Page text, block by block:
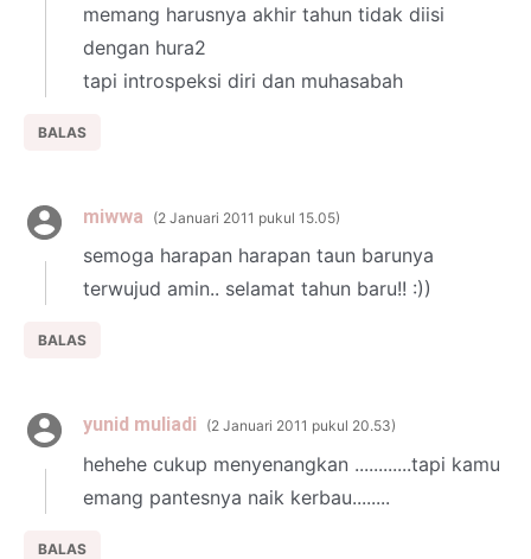
memang harusnya akhir tahun tidak diisi
dengan hura2
tapi introspeksi diri dan muhasabah
BALAS
miwwa 2 Januari 2011 pukul 15.05
semoga harapan harapan taun barunya
terwujud amin.. selamat tahun baru!! :))
BALAS
yunid muliadi 2 Januari 2011 pukul 20.53
hehehe cukup menyenangkan ............tapi kamu
emang pantesnya naik kerbau........
BALAS